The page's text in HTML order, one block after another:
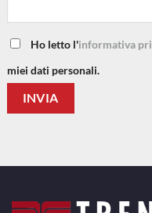
Ho letto l'informativa
miei dati personali.